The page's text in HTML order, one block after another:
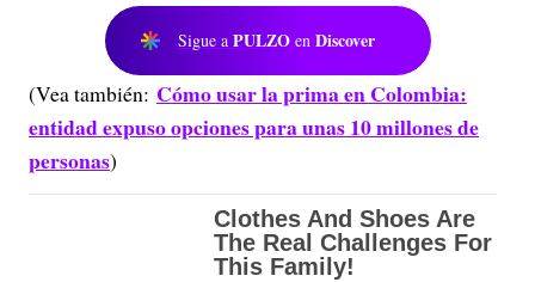
Sigue a PULZO en Discover
(Vea también: Cómo usar la prima en Colombia:
entidad expuso opciones para unas 10 millones de
personas)